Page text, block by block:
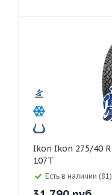
Ikon Ikon 275/40 R22 Autograph Snow 5 SUV
107T
Есть в наличии (81)